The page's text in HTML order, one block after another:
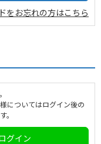
をお忘れの方はこちら
についてはログイン後の
。
グイン